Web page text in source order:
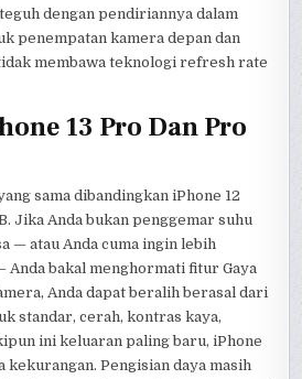
dengan pendiriannya dalam
penempatan kamera depan dan
membawa teknologi refresh rate
13 Pro Dan Pro
sama dibandingkan iPhone 12
Jika Anda bukan penggemar suhu
— atau Anda cuma ingin lebih
bakal menghormati fitur Gaya
Anda dapat beralih berasal dari
standar, cerah, kontras kaya,
ini keluaran paling baru, iPhone
kekurangan. Pengisian daya masih